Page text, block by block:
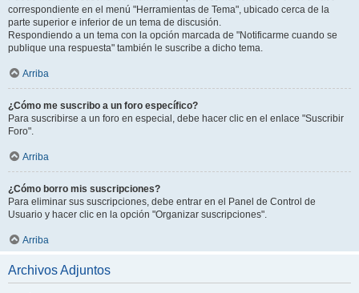
correspondiente en el menú "Herramientas de Tema", ubicado cerca de la
parte superior e inferior de un tema de discusión.
Respondiendo a un tema con la opción marcada de "Notificarme cuando se
publique una respuesta" también le suscribe a dicho tema.
Arriba
¿Cómo me suscribo a un foro específico?
Para suscribirse a un foro en especial, debe hacer clic en el enlace "Suscribir
Foro".
Arriba
¿Cómo borro mis suscripciones?
Para eliminar sus suscripciones, debe entrar en el Panel de Control de
Usuario y hacer clic en la opción "Organizar suscripciones".
Arriba
Archivos Adjuntos